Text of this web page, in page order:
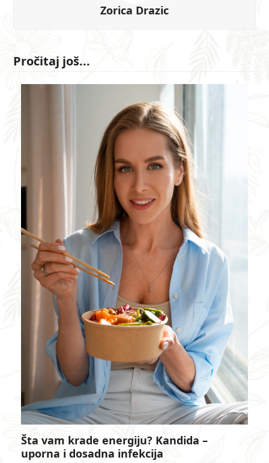
Zorica Drazic
Pročitaj još...
Šta vam krade energiju? Kandida –
uporna i dosadna infekcija